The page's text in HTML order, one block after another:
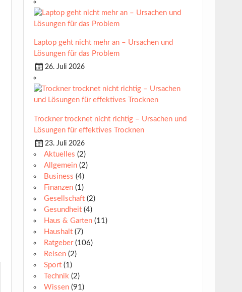
Laptop geht nicht mehr an – Ursachen und
Lösungen für das Problem
26. Juli 2026
Trockner trocknet nicht richtig – Ursachen und
Lösungen für effektives Trocknen
23. Juli 2026
Aktuelles (2)
Allgemein (2)
Business (4)
Finanzen (1)
Gesellschaft (2)
Gesundheit (4)
Haus & Garten (11)
Haushalt (7)
Ratgeber(106)
Reisen (2)
Sport (1)
Technik (2)
Wissen (91)